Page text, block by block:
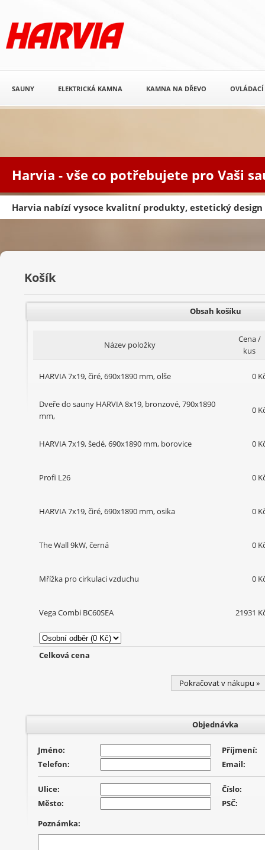
Harvia - vše co potřebujete pro Vaši
Harvia nabízí vysoce kvalitní produkty, estetický design
SAUNY ELEKTRICKÁ KAMNA KAMNA NA DŘEVO OVLÁDACÍ
Košík
Obsah košíku
Název položky
Cena /
kus
HARVIA 7x19, čiré, 690x1890 mm, olše 0
Dveře do sauny HARVIA 8x19, bronzové, 790x1890
mm,
0
HARVIA 7x19, šedé, 690x1890 mm, borovice 0
Profi L26 0
HARVIA 7x19, čiré, 690x1890 mm, osika 0
The Wall 9kW, černá 0
Mřížka pro cirkulaci vzduchu 0
Vega Combi BC60SEA 21931
Celková cena
Pokračovat v nákupu »
Objednávka
Jméno:
Příjmení:
Telefon:
Email:
Ulice:
Číslo:
Město:
PSČ:
Poznámka: